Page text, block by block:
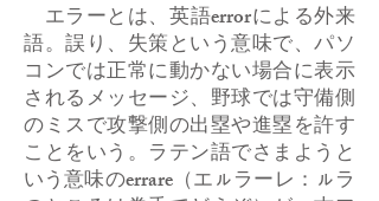
エラーとは、英語errorによる外来
語。誤り、失策という意味で、パソ
コンでは正常に動かない場合に表示
されるメッセージ、野球では守備側
のミスで攻撃側の出塁や進塁を許す
ことをいう。ラテン語でさまようと
いう意味のerrare（エㇽラーレ：ㇽラ